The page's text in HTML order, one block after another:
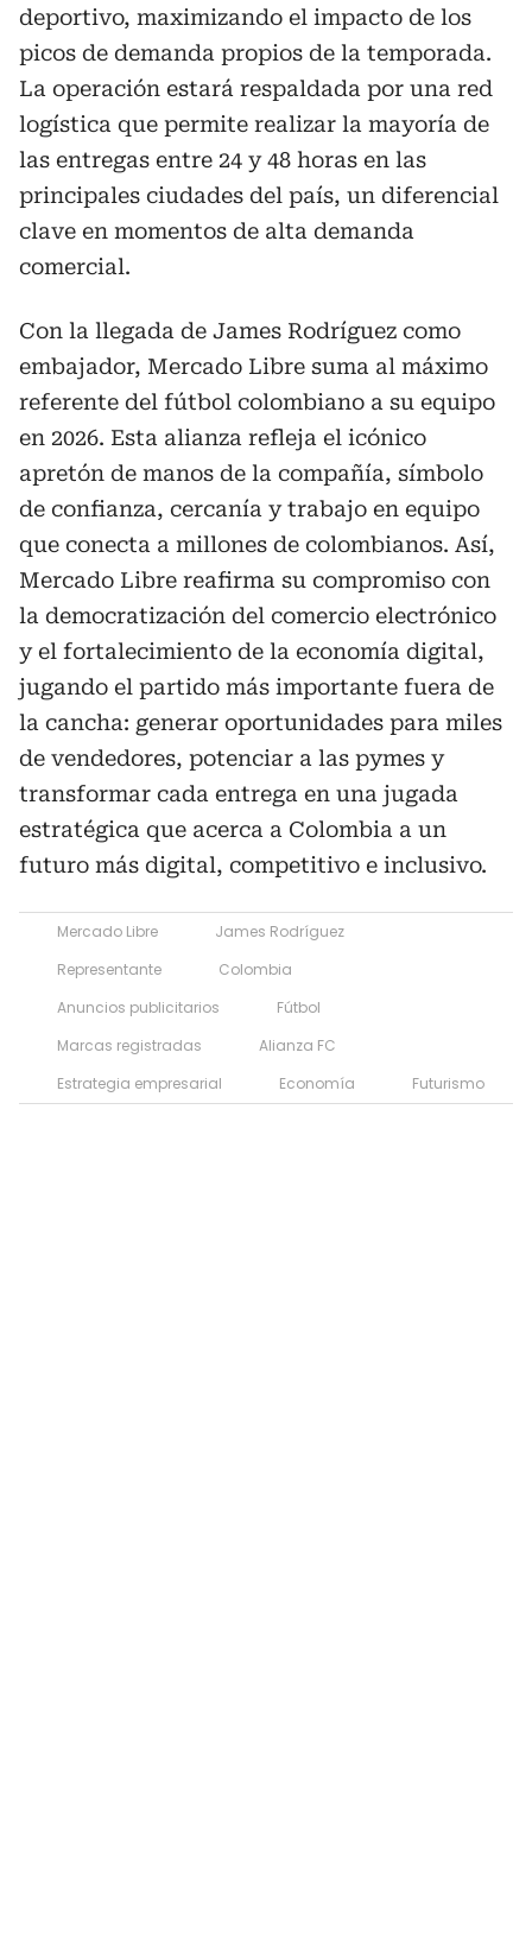
deportivo, maximizando el impacto de los
picos de demanda propios de la temporada.
La operación estará respaldada por una red
logística que permite realizar la mayoría de
las entregas entre 24 y 48 horas en las
principales ciudades del país, un diferencial
clave en momentos de alta demanda
comercial.
Con la llegada de James Rodríguez como
embajador, Mercado Libre suma al máximo
referente del fútbol colombiano a su equipo
en 2026. Esta alianza refleja el icónico
apretón de manos de la compañía, símbolo
de confianza, cercanía y trabajo en equipo
que conecta a millones de colombianos. Así,
Mercado Libre reafirma su compromiso con
la democratización del comercio electrónico
y el fortalecimiento de la economía digital,
jugando el partido más importante fuera de
la cancha: generar oportunidades para miles
de vendedores, potenciar a las pymes y
transformar cada entrega en una jugada
estratégica que acerca a Colombia a un
futuro más digital, competitivo e inclusivo.
Mercado Libre
James Rodríguez
Representante
Colombia
Anuncios publicitarios
Fútbol
Marcas registradas
Alianza FC
Estrategia empresarial
Economía Futurismo